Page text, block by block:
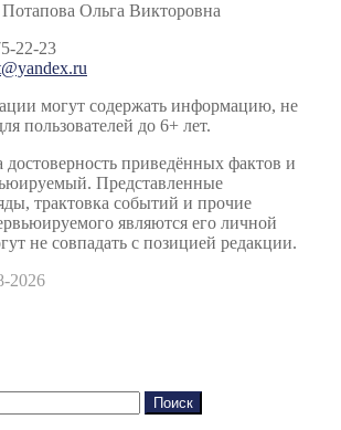
Ольга Викторовна
22-23
могут содержать информацию, не
пользователей до 6+ лет.
достоверность приведённых фактов и
Представленные
трактовка событий и прочие
являются его личной
не совпадать с позицией редакции.
2026
Поиск